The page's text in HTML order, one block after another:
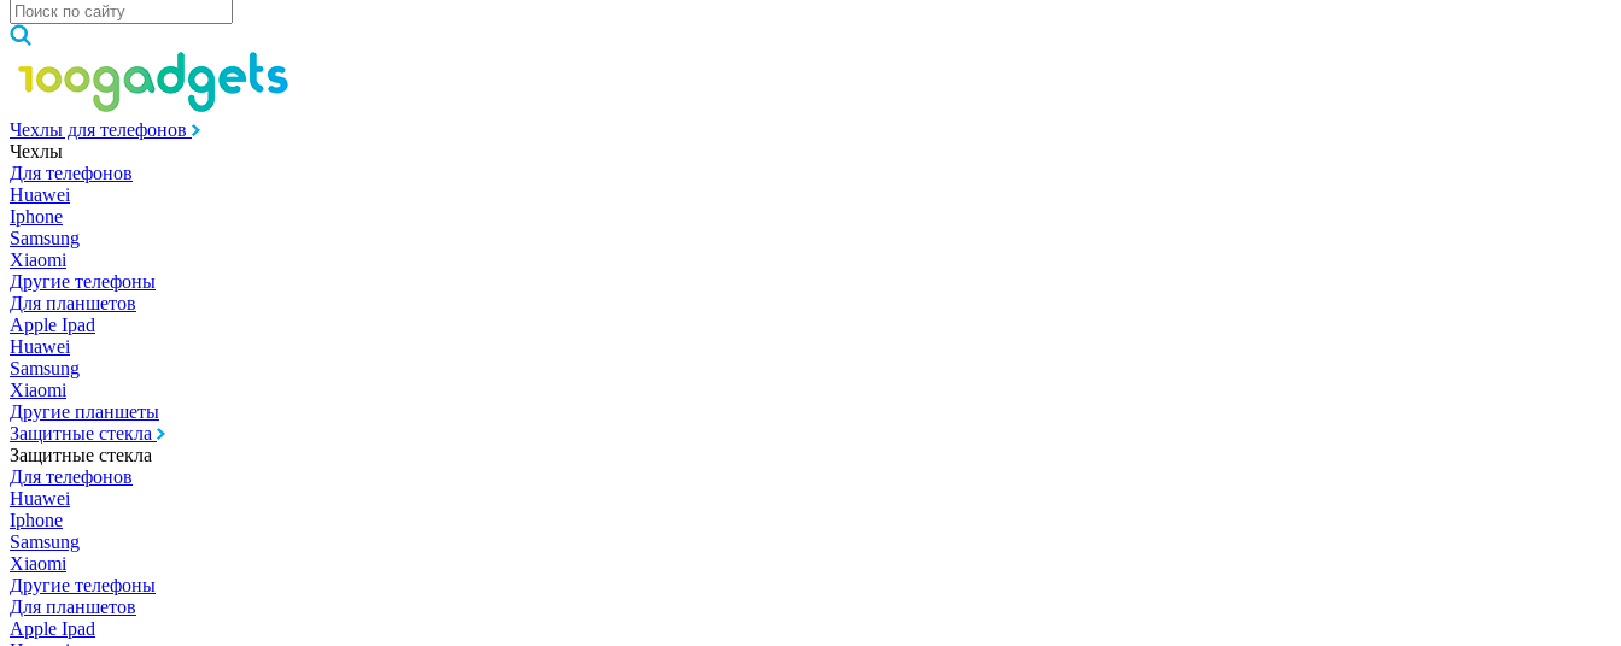
Чехлы для телефонов
Чехлы
Для телефонов
Huawei
Iphone
Samsung
Xiaomi
Другие телефоны
Для планшетов
Apple Ipad
Huawei
Samsung
Xiaomi
Другие планшеты
Защитные стекла
Защитные стекла
Для телефонов
Huawei
Iphone
Samsung
Xiaomi
Другие телефоны
Для планшетов
Apple Ipad